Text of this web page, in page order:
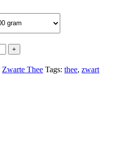
Zwarte Thee Tags: thee, zwart